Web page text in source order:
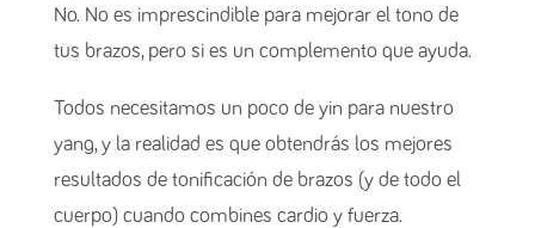
No. No es imprescindible para mejorar el tono de
tus brazos, pero si es un complemento que ayuda.
Todos necesitamos un poco de yin para nuestro
yang, y la realidad es que obtendrás los mejores
resultados de tonificación de brazos (y de todo el
cuerpo) cuando combines cardio y fuerza.